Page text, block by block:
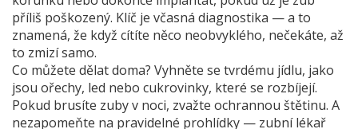
příliš poškozený. Klíč je včasná diagnostika — a to
znamená, že když cítíte něco neobvyklého, nečekáte, až
to zmizí samo.
Co můžete dělat doma? Vyhněte se tvrdému jídlu, jako
jsou ořechy, led nebo cukrovinky, které se rozbíjejí.
Pokud brusíte zuby v noci, zvažte ochrannou štětinu. A
nezapomeňte na pravidelné prohlídky — zubní lékař